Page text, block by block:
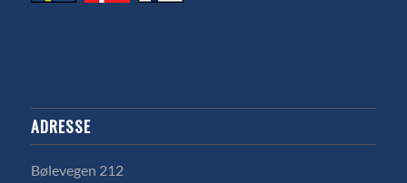
ADRESSE
Bølevegen 212